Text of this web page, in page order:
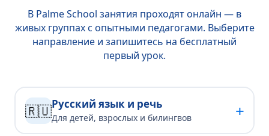
В Palme School занятия проходят онлайн — в
живых группах с опытными педагогами. Выберите
направление и запишитесь на бесплатный
первый урок.
🇷🇺Русский язык и речь
Для детей, взрослых и билингвов +